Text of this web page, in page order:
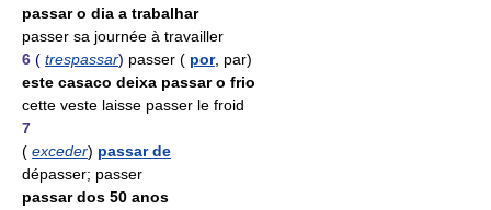
passar o dia a trabalhar
passer sa journée à travailler
6 ( trespassar) passer ( por, par)
este casaco deixa passar o frio
cette veste laisse passer le froid
7
( exceder) passar de
dépasser; passer
passar dos 50 anos